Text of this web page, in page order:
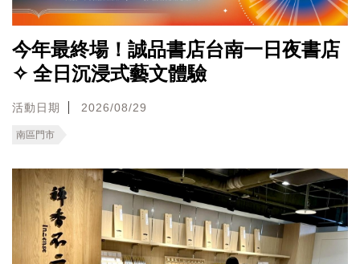
今年最終場！誠品書店台南一日夜書店
✧ 全日沉浸式藝文體驗
活動日期 2026/08/29
南區門市